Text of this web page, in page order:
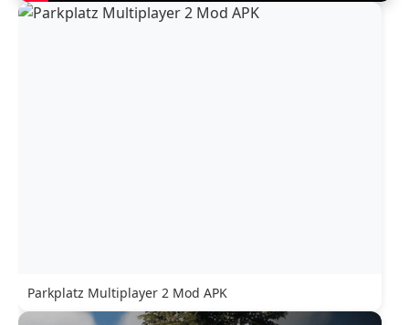
Parkplatz Multiplayer 2 Mod APK